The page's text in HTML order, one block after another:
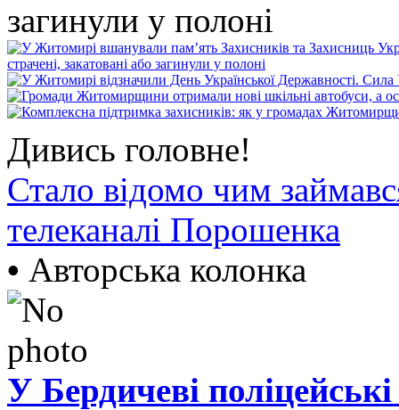
загинули у полоні
Дивись головне!
Стало відомо чим
телеканалі Порошенка
• Авторська колонка
У Бердичеві